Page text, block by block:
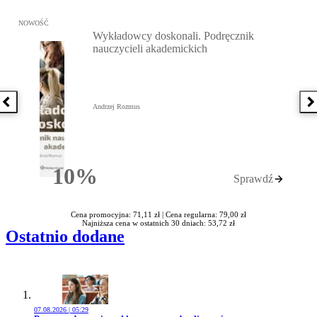
Poprzednia książka
Przejdź do: Wykładowcy doskonali. Podręcznik nauczycieli
NOWOŚĆ
10%Rabatu
Wykładowcy doskonali. Podręcznik
nauczycieli akademickich
Andrzej Rozmus
Sprawdź
Cena promocyjna: 71,11 zł | Cena regularna: 79,00 zł
Najniższa cena w ostatnich 30 dniach: 53,72 zł
Ostatnio dodane
07.08.2026 | 05:29